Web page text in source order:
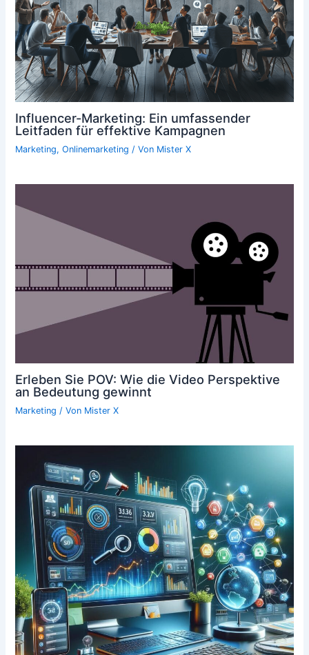
Influencer-Marketing: Ein umfassender
Leitfaden für effektive Kampagnen
Marketing,Onlinemarketing / Von Mister X
Erleben Sie POV: Wie die Video Perspektive
an Bedeutung gewinnt
Marketing / Von Mister X